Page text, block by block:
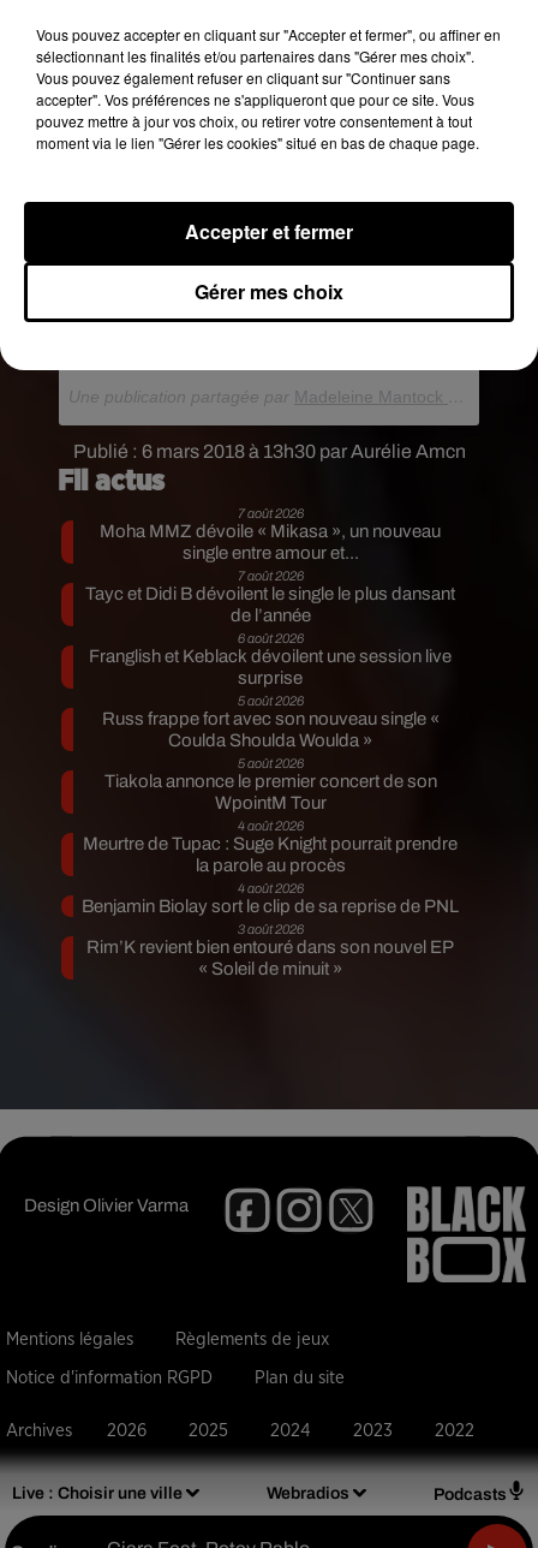
Live : Choisir une ville Webradios Podcasts
Publié : 6 mars 2018 à 13h30 par Aurélie Amcn
Une publication partagée par Madeleine Mantock �S�
Fil actus
7 août 2026
Moha MMZ dévoile « Mikasa », un nouveau
single entre amour et...
7 août 2026
Tayc et Didi B dévoilent le single le plus dansant
de l’année
6 août 2026
Franglish et Keblack dévoilent une session live
surprise
5 août 2026
Russ frappe fort avec son nouveau single «
Coulda Shoulda Woulda »
5 août 2026
Tiakola annonce le premier concert de son
WpointM Tour
4 août 2026
Meurtre de Tupac : Suge Knight pourrait prendre
la parole au procès
4 août 2026
Benjamin Biolay sort le clip de sa reprise de PNL
3 août 2026
Rim’K revient bien entouré dans son nouvel EP
« Soleil de minuit »
DesignOlivier Varma
Mentions légales Règlements de jeux
Notice d'information RGPD Plan du site
Archives 2026 2025 2024 2023 2022
Vous pouvez accepter en cliquant sur "Accepter et fermer", ou affiner en
sélectionnant les finalités et/ou partenaires dans "Gérer mes choix".
Vous pouvez également refuser en cliquant sur "Continuer sans
accepter". Vos préférences ne s'appliqueront que pour ce site. Vous
pouvez mettre à jour vos choix, ou retirer votre consentement à tout
moment via le lien "Gérer les cookies" situé en bas de chaque page.
Gérer mes choix
Accepter et fermer